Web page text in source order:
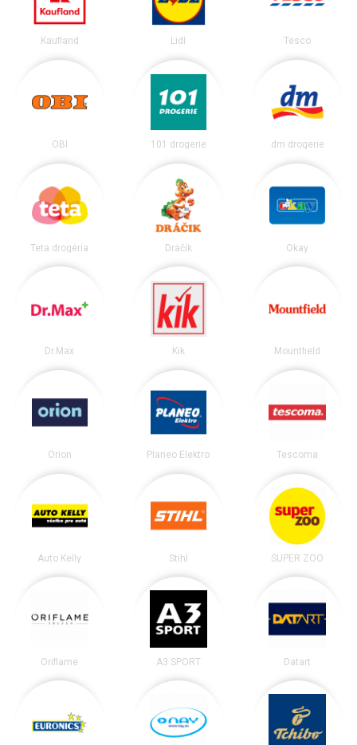
Kaufland Lidl Tesco
OBI 101 drogerie dm drogerie
Teta drogéria Dráčik Okay
Dr.Max Kik Mountfield
Orion Planeo Elektro Tescoma
Auto Kelly Stihl SUPER ZOO
Oriflame A3 SPORT Datart